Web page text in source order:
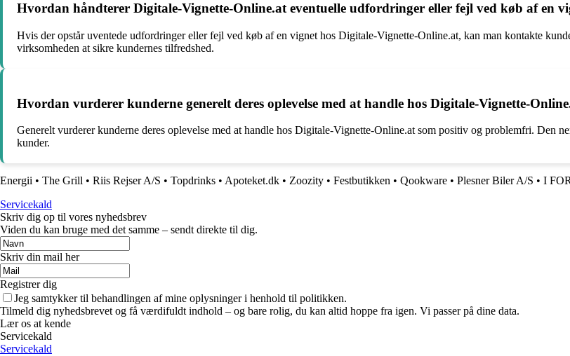
Hvordan håndterer Digitale-Vignette-Online.at eventuelle udfordringer eller fejl ved køb af en
Hvis der opstår uventede udfordringer eller fejl ved køb af en vignet hos Digitale-Vignette-Online.at, kan man kontakte
virksomheden at sikre kundernes tilfredshed.
Hvordan vurderer kunderne generelt deres oplevelse med at handle hos Digitale-Vignette-
Generelt vurderer kunderne deres oplevelse med at handle hos Digitale-Vignette-Online.at som positiv og problemfri. Den
kunder.
Energii • The Grill • Riis Rejser A/S • Topdrinks • Apoteket.dk • Zoozity • Festbutikken • Qookware • Plesner Biler A/S • I
Servicekald
Skriv dig op til vores nyhedsbrev
Viden du kan bruge med det samme – sendt direkte til dig.
Skriv din mail her
Registrer dig
Jeg samtykker til behandlingen af mine oplysninger i henhold til politikken.
Tilmeld dig nyhedsbrevet og få værdifuldt indhold – og bare rolig, du kan altid hoppe fra igen. Vi passer på dine data.
Lær os at kende
Servicekald
Servicekald